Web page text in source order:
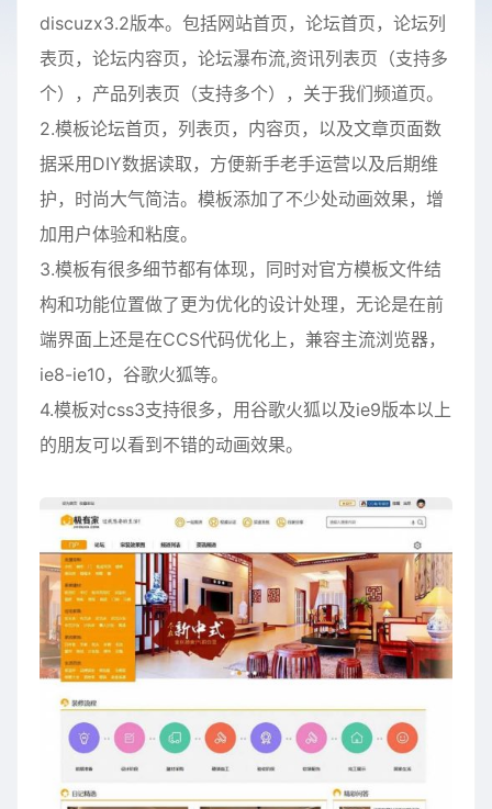
discuzx3.2版本。包括网站首页，论坛首页，论坛列
表页，论坛内容页，论坛瀑布流,资讯列表页（支持多
个），产品列表页（支持多个），关于我们频道页。
2.模板论坛首页，列表页，内容页，以及文章页面数
据采用DIY数据读取，方便新手老手运营以及后期维
护，时尚大气简洁。模板添加了不少处动画效果，增
加用户体验和粘度。
3.模板有很多细节都有体现，同时对官方模板文件结
构和功能位置做了更为优化的设计处理，无论是在前
端界面上还是在CCS代码优化上，兼容主流浏览器，
ie8-ie10，谷歌火狐等。
4.模板对css3支持很多，用谷歌火狐以及ie9版本以上
的朋友可以看到不错的动画效果。